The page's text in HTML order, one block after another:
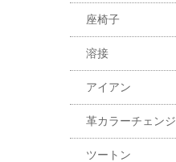
座椅子
溶接
アイアン
革カラーチェンジ
ツートン